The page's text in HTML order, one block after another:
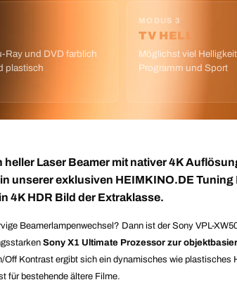
Ray und DVD farblich
plastisch
MODUS 3
TV HELL
Möglichst viel
Programm und Sport
heller Laser Beamer mit nativer 4K
unserer exklusiven HEIMKINO.DE
4K HDR Bild der Extraklasse.
Beamerlampenwechsel? Dann ist der Sony VPL-
Sony X1 Ultimate Prozessor zur
Kontrast ergibt sich ein dynamisches wie
für bestehende ältere Filme.